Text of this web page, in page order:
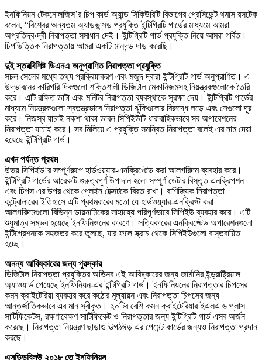
ইনফিনিয়ন টেকনোলজিস’র চিপ কার্ড অ্যান্ড সিকিউরিটি বিভাগের প্রেসিডেন্ট থমাস রসটেক
বলেন, “বিশ্বের অন্যতম অ্যাডভান্সড প্রযুক্তি ইন্টিগ্রিটি গার্ডের মাধ্যমে আমরা
অপ্রতিদ্ব›দ্বী নিরাপত্তা সমাধান দেই। ইন্টিগ্রিটি গার্ড প্রযুক্তি নিয়ে আমরা গর্বিত।
চিপভিত্তিক নিরাপত্তায় আমরা একটি মানদন্ড দাড় করেছি।
দুই স্তরবিশিষ্ট ডিএনএ অনুপ্রাণিত নিরাপত্তা প্রযুক্তি
সচল সেলের মধ্যে তথ্য প্রক্রিয়াকরণ এবং মজুদ দ্বারা ইন্টিগ্রিটি গার্ড অনুপ্রাণিত। এ
উদ্ভাবনের কারিগরি দিকগুলো শক্তিশালী ডিজিটাল মেকানিজমসহ নিয়ন্ত্রকগুলোকে তৈরি
করে। এটি রক্ষিত ডাটা এবং মনিটর নিরাপত্তা ব্যবস্থাকে সুরক্ষা দেয়। ইন্টিগ্রিটি গার্ডের
মাধ্যমে নিয়ন্ত্রকগুলো স্বতন্ত্রভাবে নিরাপত্তা ঝুঁকিগুলোর বিরুদ্ধে লড়ে এবং সেগুলো দূর
করে। নিজস্ব যাচাই নকশা থাকা ডাবল সিপিইউটি ধারাবাহিকভাবে সব অপারেশনের
নিরাপত্তা যাচাই করে। সব মিলিয়ে এ প্রযুক্তি সমন্বিত নিরাপত্তা বলেই এর নাম দেয়া
হয়েছে ইন্টিগ্রিটি গার্ড।
এখন পর্যন্ত প্রথম
উভয় সিপিইউ‘র সম্পূর্ণরুপে হার্ডওয়্যার-এনক্রিপ্টেড করা আলগরিদম ব্যবহার করে।
ইন্টিগ্রিটি গার্ডের আরেকটি গুরুত্বপূর্ণ উপাদান হলো সম্পূর্ণ ডেটার বিস্তৃত এনক্রিপশন
এবং চিপস এর উপর থেকে প্লেইন টেক্সটকে বিরত রাখা। বাণিজ্যিক নিরাপত্তা
কন্ট্রোলারের ইতিহাসে এটি প্রথমবারের মতো যে হার্ডওয়্যার-এনক্রিপ্ট করা
আলগরিদমগুলো বিভিন্ন ডায়নামিকের সাহায্যে পরিপূর্ণভাবে সিপিইউ ব্যবহার করে। এটি
শুধুমাত্র সম্ভব হয়েছে ইনফিনিওনের কারণে। সত্যিকারের এনক্রিপ্টেড অপারেশনগুলো
ইন্টিগ্রেশনকে সহজতর করে তুলছে, যার ফলে স্ক্রাচ থেকে সিপিইউগুলো বাস্তবায়িত
হচ্ছে।
অনন্য আবিষ্কারের জন্য পুরস্কার
ডিজিটাল নিরাপত্তা প্রযুক্তির অভিনব এই আবিষ্কারের জন্য জার্মানির ইন্ড্রাষ্ট্রিয়াল
অ্যাওয়ার্ড পেয়েছে ইনফিনিয়ন-এর ইন্টিগ্রিটি গার্ড। ইনফিনিয়নের নিরাপত্তার চিপসের
কমন ক্রাইটেরিয়া ব্যবহার করে কঠোর মূল্যায়ন এবং নিরাপত্তা চিপসের জন্য
আন্তর্জাতিকভাবে এর মান স্বীকৃত। ২০টির বেশি কমন ক্রাইটেরিয়ার ইএলএ ৬ প্লাস
সার্টিফিকেটস, রক্ষণাবেক্ষণ সার্টিফিকেট ও নিরাপত্তার জন্য ইন্টিগ্রিটি গার্ড এসব অর্জন
করেছে। নিরাপত্তা নিয়ন্ত্রণ ছাড়াও ঊগঠঈড় এর পেমেন্ট কার্ডের জন্যও নিরাপত্তা প্রদান
করছে।
এসডিডব্লিউ ২০১৮ তে ইনফিনিয়ন